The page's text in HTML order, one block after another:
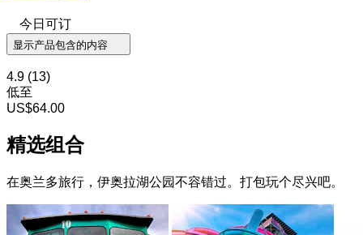
今日可订
显示产品包含的内容
4.9 (13)
低至
US$64.00
精选组合
在奥兰多旅行，伊奥拉湖公园不容错过。打包玩个尽兴吧。